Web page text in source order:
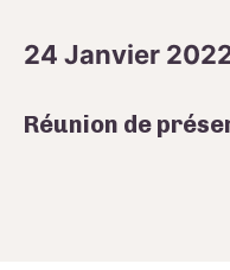
24 Janvier
Réunion de